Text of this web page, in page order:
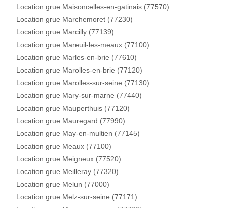
Location grue Maisoncelles-en-gatinais (77570)
Location grue Marchemoret (77230)
Location grue Marcilly (77139)
Location grue Mareuil-les-meaux (77100)
Location grue Marles-en-brie (77610)
Location grue Marolles-en-brie (77120)
Location grue Marolles-sur-seine (77130)
Location grue Mary-sur-marne (77440)
Location grue Mauperthuis (77120)
Location grue Mauregard (77990)
Location grue May-en-multien (77145)
Location grue Meaux (77100)
Location grue Meigneux (77520)
Location grue Meilleray (77320)
Location grue Melun (77000)
Location grue Melz-sur-seine (77171)